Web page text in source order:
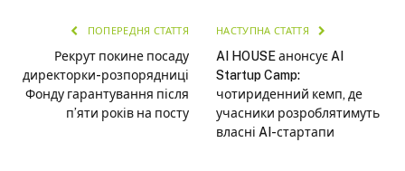
ПОПЕРЕДНЯ СТАТТЯ
Рекрут покине посаду
директорки-розпорядниці
Фонду гарантування після
п’яти років на посту
НАСТУПНА СТАТТЯ
AI HOUSE анонсує AI
Startup Camp:
чотириденний кемп, де
учасники розроблятимуть
власні AI-стартапи